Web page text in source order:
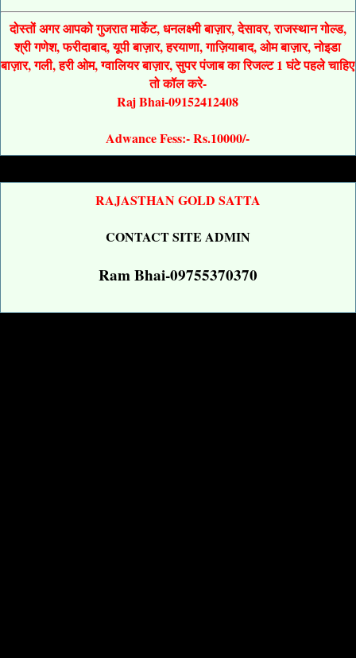
दोस्तों अगर आपको गुजरात मार्केट, धनलक्ष्मी बाज़ार, देसावर, राजस्थान गोल्ड,
श्री गणेश, फरीदाबाद, यूपी बाज़ार, हरयाणा, गाज़ियाबाद, ओम बाज़ार, नोइडा
बाज़ार, गली, हरी ओम, ग्वालियर बाज़ार, सुपर पंजाब का रिजल्ट 1 घंटे पहले चाहिए
तो कॉल करे-
Raj Bhai-09152412408
Adwance Fess:- Rs.10000/-
RAJASTHAN GOLD SATTA
CONTACT SITE ADMIN
Ram Bhai-09755370370